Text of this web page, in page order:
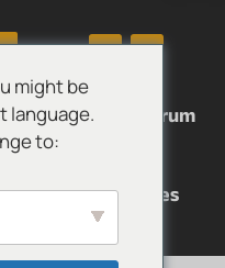
sarasinorum
Eurydactylodes
might be
language.
to: